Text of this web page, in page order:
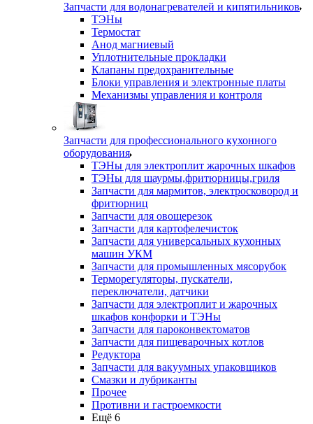
Запчасти для водонагревателей и кипятильников
ТЭНы
Термостат
Анод магниевый
Уплотнительные прокладки
Клапаны предохранительные
Блоки управления и электронные платы
Механизмы управления и контроля
Запчасти для профессионального кухонного
оборудования
ТЭНы для электроплит жарочных шкафов
ТЭНы для шаурмы,фритюрницы,гриля
Запчасти для мармитов, электросковород и
фритюрниц
Запчасти для овощерезок
Запчасти для картофелечисток
Запчасти для универсальных кухонных
машин УКМ
Запчасти для промышленных мясорубок
Терморегуляторы, пускатели,
переключатели, датчики
Запчасти для электроплит и жарочных
шкафов конфорки и ТЭНы
Запчасти для пароконвектоматов
Запчасти для пищеварочных котлов
Редуктора
Запчасти для вакуумных упаковщиков
Смазки и лубриканты
Прочее
Противни и гастроемкости
Ещё 6